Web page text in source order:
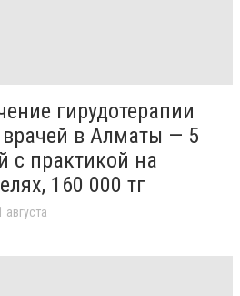
гирудотерапии
в Алматы — 5
с практикой на
160 000 тг
августа